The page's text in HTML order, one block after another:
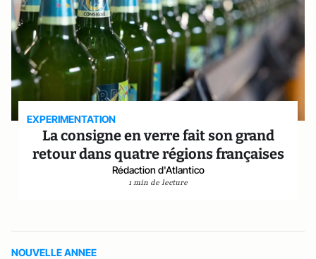
EXPERIMENTATION
La consigne en verre fait son grand
retour dans quatre régions françaises
Rédaction d'Atlantico
1 min de lecture
NOUVELLE ANNEE